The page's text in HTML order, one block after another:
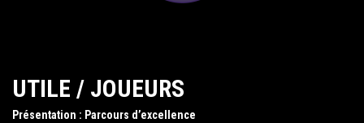
UTILE / JOUEURS
Présentation : Parcours d’excellence